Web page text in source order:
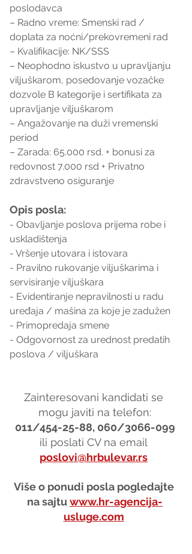
poslodavca
– Radno vreme: Smenski rad /
doplata za noćni/prekovremeni rad
– Kvalifikacije: NK/SSS
– Neophodno iskustvo u upravljanju
viljuškarom, posedovanje vozačke
dozvole B kategorije i sertifikata za
upravljanje viljuškarom
– Angažovanje na duži vremenski
period
– Zarada: 65.000 rsd. + bonusi za
redovnost 7.000 rsd + Privatno
zdravstveno osiguranje
Opis posla:
- Obavljanje poslova prijema robe i
uskladištenja
- Vršenje utovara i istovara
- Pravilno rukovanje viljuškarima i
servisiranje viljuškara
- Evidentiranje nepravilnosti u radu
uređaja / mašina za koje je zadužen
- Primopredaja smene
- Odgovornost za urednost predatih
poslova / viljuškara
Zainteresovani kandidati se
mogu javiti na telefon:
011/454-25-88, 060/3066-099
ili poslati CV na email
poslovi@hrbulevar.rs
Više o ponudi posla pogledajte
na sajtu www.hr-agencija-
usluge.com